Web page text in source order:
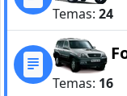
Temas: 24
Temas: 16